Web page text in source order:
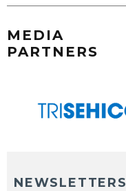
MEDIA
PARTNERS
NEWSLETTERS